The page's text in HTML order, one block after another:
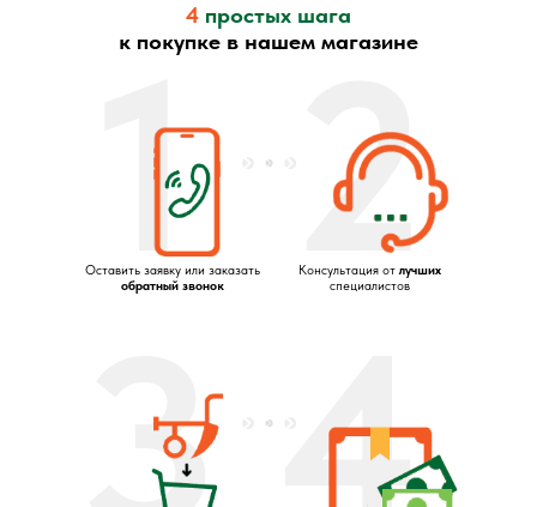
1
4
3
2
Оставить заявку или заказать
обратный звонок
Консультация от лучших
специалистов
4 простых шага
к покупке в нашем магазине